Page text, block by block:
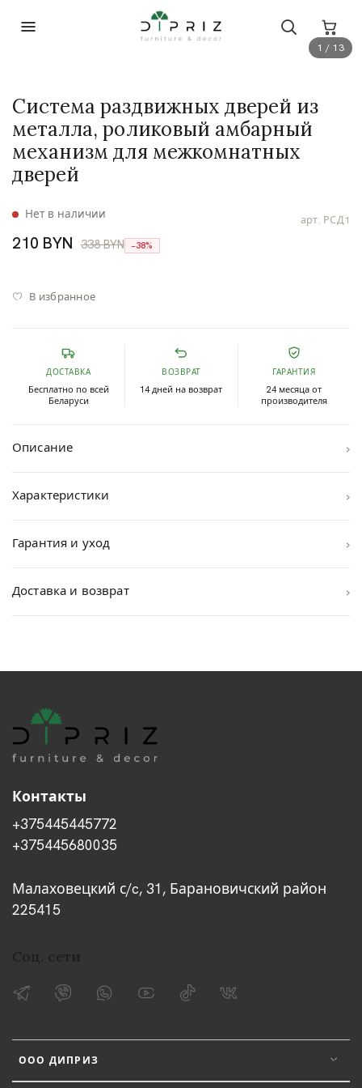
1 / 13
арт. РСД1
Нет в наличии
Система раздвижных дверей из
металла, роликовый амбарный
механизм для межкомнатных
дверей
210 BYN 338 BYN −38%
В избранное
ДОСТАВКА
Бесплатно по всей
Беларуси
ВОЗВРАТ
14 дней на возврат
ГАРАНТИЯ
24 месяца от
производителя
Описание ›
Характеристики ›
Гарантия и уход ›
Доставка и возврат ›
ООО ДИПРИЗ
Контакты
+375445445772
+375445680035
Малаховецкий с/c, 31, Барановичский район
225415
Соц. сети